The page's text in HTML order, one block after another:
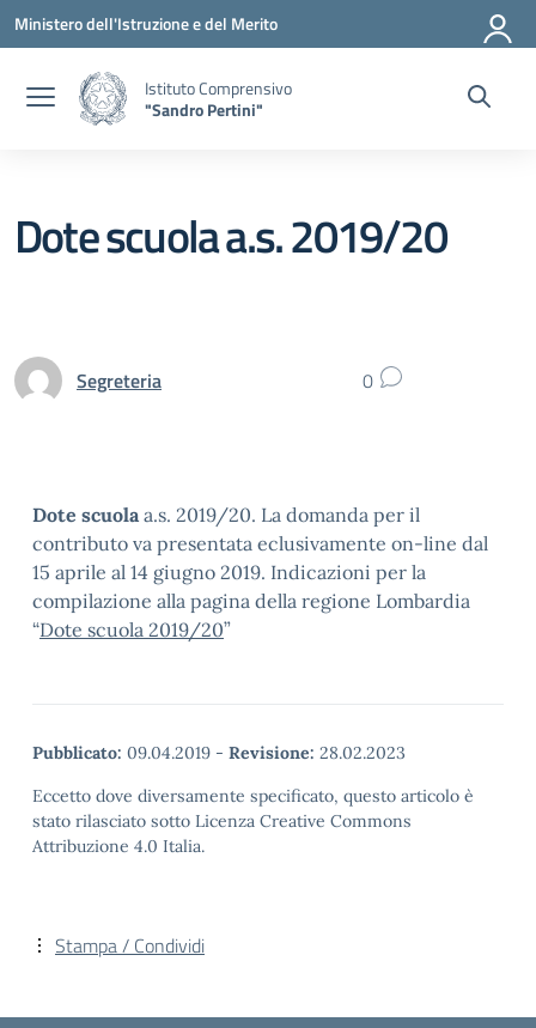
Vai ai contenuti
Vai al menu di navigazione
Vai al footer
Ministero dell'Istruzione e del Merito
Istituto Comprensivo
"Sandro Pertini"
Dote scuola a.s. 2019/20
Segreteria 0
Dote scuolaa.s. 2019/20. La domanda per il
contributo va presentata eclusivamente on-line dal
15 aprile al 14 giugno 2019. Indicazioni per la
compilazione alla pagina della regione Lombardia
“Dote scuola 2019/20”
Pubblicato: 09.04.2019 - Revisione: 28.02.2023
Eccetto dove diversamente specificato, questo articolo è
stato rilasciato sotto Licenza Creative Commons
Attribuzione 4.0 Italia.
Stampa / Condividi